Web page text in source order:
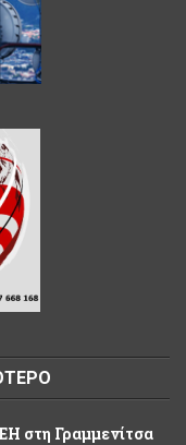
στη Γραμμενίτσα